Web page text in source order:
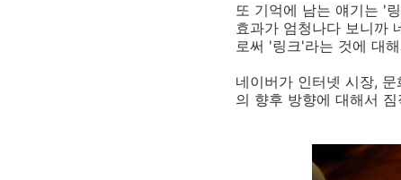
또 기억에 남는 얘기는 '
효과가 엄청나다 보니까
로써 '링크'라는 것에 대
네이버가 인터넷 시장,
의 향후 방향에 대해서